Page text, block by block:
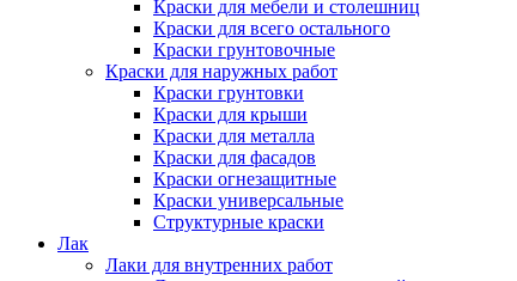
Краски для мебели и столешниц
Краски для всего остального
Краски грунтовочные
Краски для наружных работ
Краски грунтовки
Краски для крыши
Краски для металла
Краски для фасадов
Краски огнезащитные
Краски универсальные
Структурные краски
Лак
Лаки для внутренних работ